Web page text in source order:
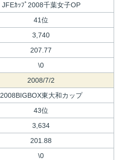
JFEｶｯﾌﾟ2008千葉女子OP
41位
3,740
207.77
\0
2008/7/2
2008BIGBOX東大和カップ
43位
3,634
201.88
\0